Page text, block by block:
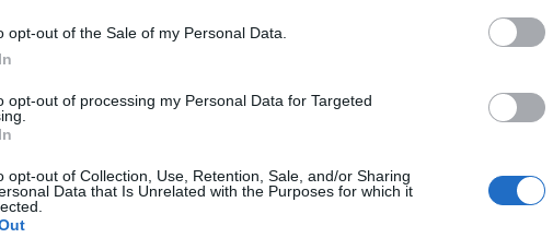
opt-out of the Sale of my Personal Data.
opt-out of processing my Personal Data for Targeted
opt-out of Collection, Use, Retention, Sale, and/or Sharing
Data that Is Unrelated with the Purposes for which it
στοInstagram